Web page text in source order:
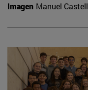
Imagen Manuel